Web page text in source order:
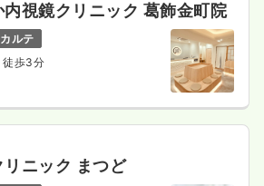
視鏡クリニック 葛飾金町院
ルテ
徒歩3分
ニック まつど